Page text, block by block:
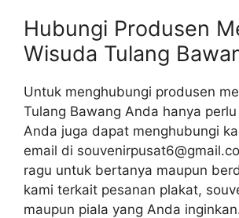
Hubungi Produsen
Wisuda Tulang
Untuk menghubungi produsen
Tulang Bawang Anda hanya perlu
Anda juga dapat menghubungi
email di
ragu untuk bertanya maupun
kami terkait pesanan plakat,
maupun piala yang Anda